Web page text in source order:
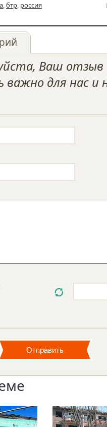
,бтр, россия
Ваш отзыв
важно для нас и